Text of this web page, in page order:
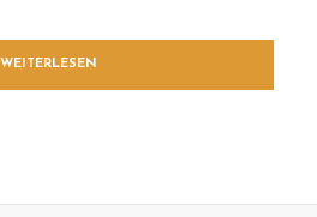
WEITERLESEN